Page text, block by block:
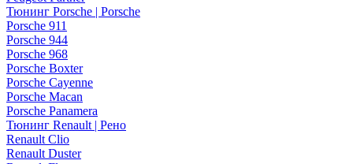
Тюнинг Porsche | Porsche
Porsche 911
Porsche 944
Porsche 968
Porsche Boxter
Porsche Cayenne
Porsche Macan
Porsche Panamera
Тюнинг Renault | Рено
Renault Clio
Renault Duster